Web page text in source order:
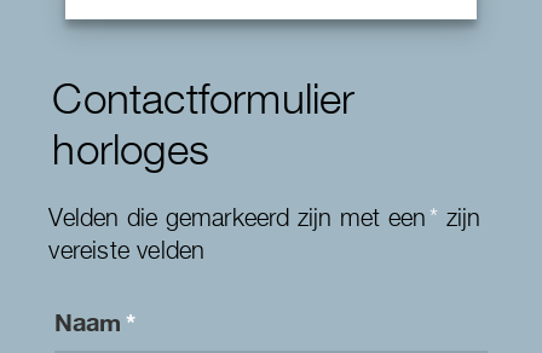
Contactformulier
horloges
Velden die gemarkeerd zijn met een* zijn
vereiste velden
Naam*